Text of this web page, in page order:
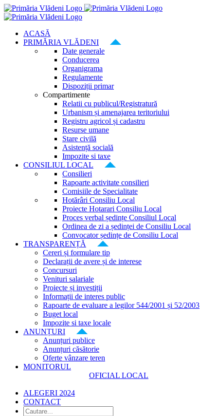
Skip
to
ACASĂ
PRIMĂRIA VLĂDENI
Date generale
Conducerea
Organigrama
Regulamente
Dispoziții primar
Compartimente
Relatii cu publicul/Registratură
Urbanism și amenajarea teritoriului
Registru agricol și cadastru
Resurse umane
Stare civilă
Asistență socială
Impozite si taxe
CONSILIUL LOCAL
Consilieri
Rapoarte activitate consilieri
Comisiile de Specialitate
Hotărâri Consiliu Local
Proiecte Hotarari Consiliu Local
Proces verbal ședințe Consiliul Local
Ordinea de zi a ședinței de Consiliu Local
Convocator ședințe de Consiliu Local
TRANSPARENȚĂ
Cereri și formulare tip
Declarații de avere și de interese
Concursuri
Venituri salariale
Proiecte și investiții
Informații de interes public
Rapoarte de evaluare a legilor 544/2001 și 52/2003
Buget local
Impozite si taxe locale
ANUNȚURI
Anunțuri publice
Anunțuri căsătorie
Oferte vânzare teren
MONITORUL
OFICIAL LOCAL
ALEGERI 2024
CONTACT
Cautare...